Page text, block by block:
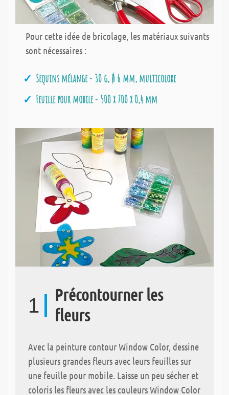
Pour cette idée de bricolage, les matériaux suivants
sont nécessaires :
Sequins mélange - 30 g, Ø 6 mm, multicolore
Feuille pour mobile - 500 x 700 x 0,4 mm
1
Précontourner les
fleurs
Avec la peinture contour Window Color, dessine
plusieurs grandes fleurs avec leurs feuilles sur
une feuille pour mobile. Laisse un peu sécher et
coloris les fleurs avec les couleurs Window Color